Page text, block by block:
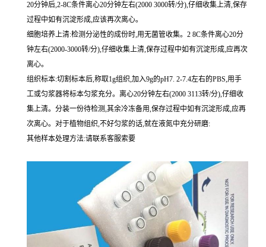
20分钟后,2-8C条件离心20分钟左右(2000 3000转/分),仔细收集上清,保存
过程中如有沉淀形成,应该再次离心。
细胞培养上清:检测分泌性的成份时,用无菌管收集。2 8C条件离心20分
钟左右(2000-3000转/分),仔细收集上清,保存过程中如有沉淀形成,应再次
离心。
组织标本:切割标本后,称取1g组织,加入9g的pH7. 2-7.4左右的PBS,用手
工或匀浆器将标本匀浆充分。离心20分钟左右(2000 3113转/分),仔细收
集上清。分装一份待检测,其余冷冻备用,保存过程中如有沉淀形成,应再
次离心。对于植物组织,不好匀浆的话,就在液氮中充分研磨:
其他样本处理方法:请联系客服索要